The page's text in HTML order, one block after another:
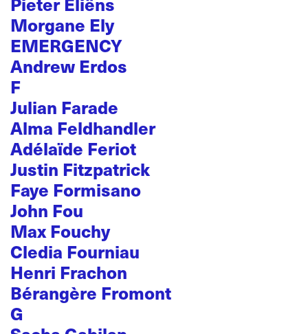
Morgane Ely
EMERGENCY
Andrew Erdos
F
Julian Farade
Alma Feldhandler
Adélaïde Feriot
Justin Fitzpatrick
Faye Formisano
John Fou
Max Fouchy
Cledia Fourniau
Henri Frachon
Bérangère Fromont
G